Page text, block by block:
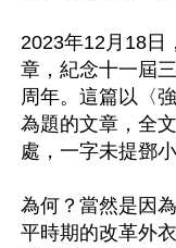
2023年12月18日
章，紀念十一屆
周年。這篇以〈
為題的文章，全
處，一字未提鄧小
為何？當然是因
平時期的改革外